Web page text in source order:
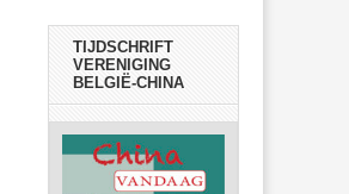
TIJDSCHRIFT
VERENIGING
BELGIË-CHINA